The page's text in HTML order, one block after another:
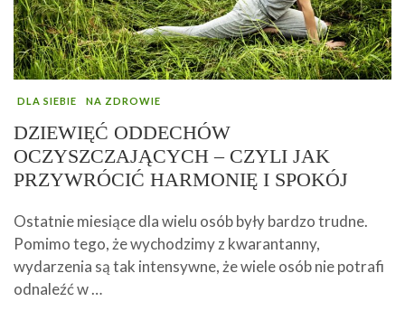
DLA SIEBIE NA ZDROWIE
DZIEWIĘĆ ODDECHÓW
OCZYSZCZAJĄCYCH – CZYLI JAK
PRZYWRÓCIĆ HARMONIĘ I SPOKÓJ
Ostatnie miesiące dla wielu osób były bardzo trudne.
Pomimo tego, że wychodzimy z kwarantanny,
wydarzenia są tak intensywne, że wiele osób nie potrafi
odnaleźć w …